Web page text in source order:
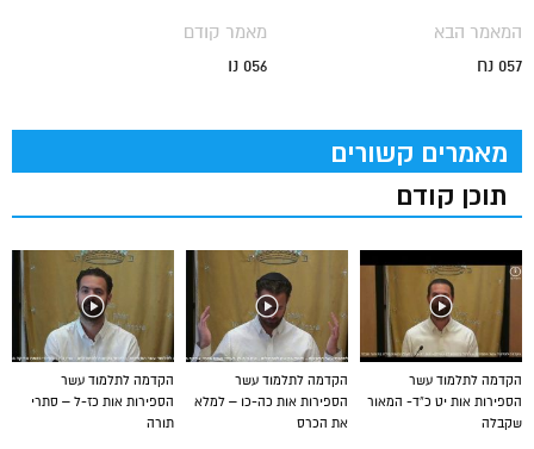
מאמר קודם
056 נו
המאמר הבא
057 נח
מאמרים קשורים
תוכן קודם
הקדמה לתלמוד עשר
הספירות אות כז-ל – סתרי
תורה
הקדמה לתלמוד עשר
הספירות אות כה-כו – למלא
את הכרס
הקדמה לתלמוד עשר
הספירות אות יט כ”ד- המאור
שקבלה